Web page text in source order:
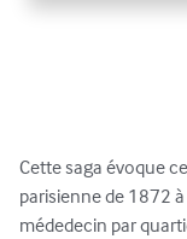
Cette saga évoque
parisienne de 1872
médedecin par